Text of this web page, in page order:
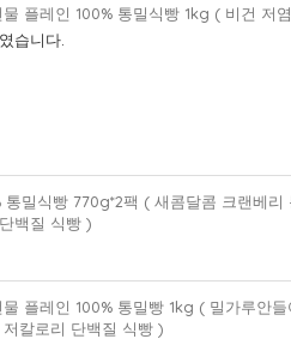
플레인 100% 통밀식빵 1kg ( 비건 저
습니다.
통밀식빵 770g*2팩 ( 새콤달콤 크랜베
백질 식빵 )
플레인 100% 통밀빵 1kg ( 밀가루안
칼로리 단백질 식빵 )